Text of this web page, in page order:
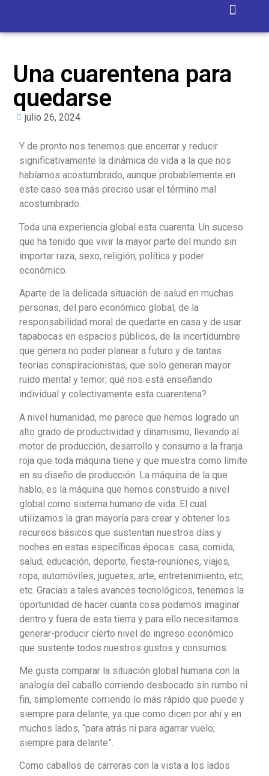
Una cuarentena para
quedarse
julio 26, 2024
Y de pronto nos tenemos que encerrar y reducir
significativamente la dinámica de vida a la que nos
habíamos acostumbrado, aunque probablemente en
este caso sea más preciso usar el término mal
acostumbrado.
Toda una experiencia global esta cuarenta. Un suceso
que ha tenido que vivir la mayor parte del mundo sin
importar raza, sexo, religión, política y poder
económico.
Aparte de la delicada situación de salud en muchas
personas, del paro económico global, de la
responsabilidad moral de quedarte en casa y de usar
tapabocas en espacios públicos, de la incertidumbre
que genera no poder planear a futuro y de tantas
teorías conspiracionistas, que solo generan mayor
ruido mental y temor; qué nos está enseñando
individual y colectivamente esta cuarentena?
A nivel humanidad, me parece que hemos logrado un
alto grado de productividad y dinamismo, llevando al
motor de producción, desarrollo y consumo a la franja
roja que toda máquina tiene y que muestra como límite
en su diseño de producción. La máquina de la que
hablo, es la máquina que hemos construido a nivel
global como sistema humano de vida. El cual
utilizamos la gran mayoría para crear y obtener los
recursos básicos que sustentan nuestros días y
noches en estas específicas épocas: casa, comida,
salud, educación, deporte, fiesta-reuniones, viajes,
ropa, automóviles, juguetes, arte, entretenimiento, etc,
etc. Gracias a tales avances tecnológicos, tenemos la
oportunidad de hacer cuanta cosa podamos imaginar
dentro y fuera de esta tierra y para ello necesitamos
generar-producir cierto nivel de ingreso económico
que sustente todos nuestros gustos y consumos.
Me gusta comparar la situación global humana con la
analogía del caballo corriendo desbocado sin rumbo ni
fin, simplemente corriendo lo más rápido que puede y
siempre para delante, ya que como dicen por ahí y en
muchos lados, “para atrás ni para agarrar vuelo;
siempre para delante”.
Como caballos de carreras con la vista a los lados